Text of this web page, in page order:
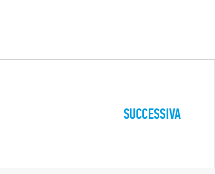
SUCCESSIVA